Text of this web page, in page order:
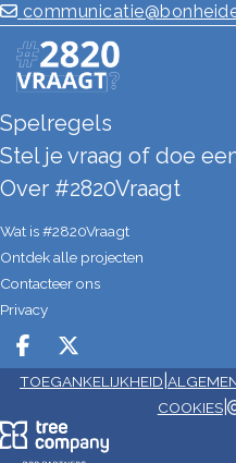
Spelregels
Stel je vraag of doe
Over #2820Vraagt
Wat is #2820Vraagt
Ontdek alle projecten
Contacteer ons
Privacy
Deel op
Deel op X
TOEGANKELIJKHEID
COOKIES|